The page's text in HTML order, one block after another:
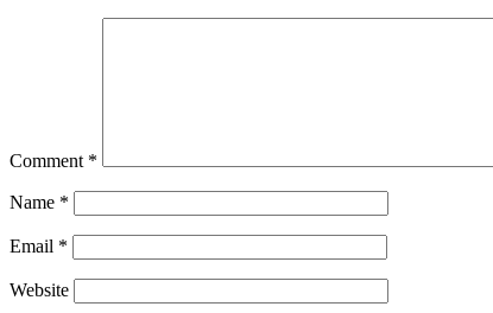
Comment *
Name *
Email *
Website